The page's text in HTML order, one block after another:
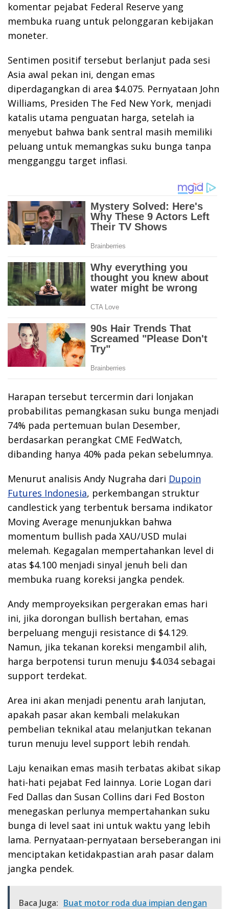
komentar pejabat Federal Reserve yang
membuka ruang untuk pelonggaran kebijakan
moneter.
Sentimen positif tersebut berlanjut pada sesi
Asia awal pekan ini, dengan emas
diperdagangkan di area $4.075. Pernyataan John
Williams, Presiden The Fed New York, menjadi
katalis utama penguatan harga, setelah ia
menyebut bahwa bank sentral masih memiliki
peluang untuk memangkas suku bunga tanpa
mengganggu target inflasi.
Harapan tersebut tercermin dari lonjakan
probabilitas pemangkasan suku bunga menjadi
74% pada pertemuan bulan Desember,
berdasarkan perangkat CME FedWatch,
dibanding hanya 40% pada pekan sebelumnya.
Menurut analisis Andy Nugraha dari Dupoin
Futures Indonesia, perkembangan struktur
candlestick yang terbentuk bersama indikator
Moving Average menunjukkan bahwa
momentum bullish pada XAU/USD mulai
melemah. Kegagalan mempertahankan level di
atas $4.100 menjadi sinyal jenuh beli dan
membuka ruang koreksi jangka pendek.
Andy memproyeksikan pergerakan emas hari
ini, jika dorongan bullish bertahan, emas
berpeluang menguji resistance di $4.129.
Namun, jika tekanan koreksi mengambil alih,
harga berpotensi turun menuju $4.034 sebagai
support terdekat.
Area ini akan menjadi penentu arah lanjutan,
apakah pasar akan kembali melakukan
pembelian teknikal atau melanjutkan tekanan
turun menuju level support lebih rendah.
Laju kenaikan emas masih terbatas akibat sikap
hati-hati pejabat Fed lainnya. Lorie Logan dari
Fed Dallas dan Susan Collins dari Fed Boston
menegaskan perlunya mempertahankan suku
bunga di level saat ini untuk waktu yang lebih
lama. Pernyataan-pernyataan berseberangan ini
menciptakan ketidakpastian arah pasar dalam
jangka pendek.
Baca Juga: Buat motor roda dua impian dengan